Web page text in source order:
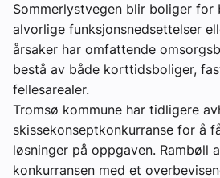
Sommerlystvegen blir boliger for
alvorlige funksjonsnedsettelser
årsaker har omfattende
bestå av både korttidsboliger,
fellesarealer.
Tromsø kommune har tidligere
skissekonseptkonkurranse for å
løsninger på oppgaven. Rambøll
konkurransen med et